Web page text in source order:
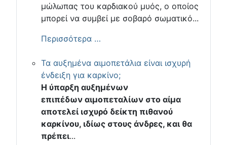
μώλωπας του καρδιακού μυός, ο οποίος
μπορεί να συμβεί με σοβαρό σωματικό...
Περισσότερα …
Τα αυξημένα αιμοπετάλια είναι ισχυρή
ένδειξη για καρκίνο;
Η ύπαρξη αυξημένων
επιπέδων αιμοπεταλίων στο αίμα
αποτελεί ισχυρό δείκτη πιθανού
καρκίνου, ιδίως στους άνδρες, και θα
πρέπει...